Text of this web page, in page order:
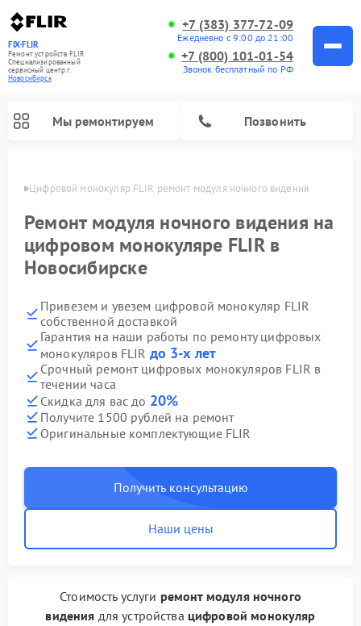
FIX-FLIR
Ремонт устройств FLIR
Специализированный
cервисный центр г.
Новосибирск
+7 (383) 377-72-09
Ежедневно с 9:00 до 21:00
+7 (800) 101-01-54
Звонок бесплатный по РФ
Мы ремонтируем Позвонить
Цифровой монокуляр FLIR ремонт модуля ночного видения
Ремонт модуля ночного видения на
цифровом монокуляре FLIR в
Новосибирске
Привезем и увезем цифровой монокуляр FLIR
собственной доставкой
Гарантия на наши работы по ремонту цифровых
монокуляров FLIR до 3-х лет
Срочный ремонт цифровых монокуляров FLIR в
течении часа
Скидка для вас до 20%
Получите 1500 рублей на ремонт
Оригинальные комплектующие FLIR
Получить консультацию
Наши цены
Стоимость услуги ремонт модуля ночного
видения для устройства цифровой монокуляр